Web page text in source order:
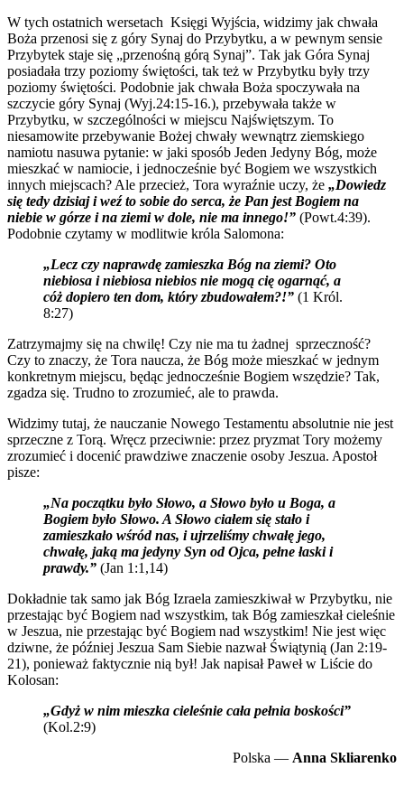
W tych ostatnich wersetach Księgi Wyjścia, widzimy jak chwała
Boża przenosi się z góry Synaj do Przybytku, a w pewnym sensie
Przybytek staje się „przenośną górą Synaj”. Tak jak Góra Synaj
posiadała trzy poziomy świętości, tak też w Przybytku były trzy
poziomy świętości. Podobnie jak chwała Boża spoczywała na
szczycie góry Synaj (Wyj.24:15-16.), przebywała także w
Przybytku, w szczególności w miejscu Najświętszym. To
niesamowite przebywanie Bożej chwały wewnątrz ziemskiego
namiotu nasuwa pytanie: w jaki sposób Jeden Jedyny Bóg, może
mieszkać w namiocie, i jednocześnie być Bogiem we wszystkich
innych miejscach? Ale przecież, Tora wyraźnie uczy, że „Dowiedz
się tedy dzisiaj i weź to sobie do serca, że Pan jest Bogiem na
niebie w górze i na ziemi w dole, nie ma innego!” (Powt.4:39).
Podobnie czytamy w modlitwie króla Salomona:
„Lecz czy naprawdę zamieszka Bóg na ziemi? Oto
niebiosa i niebiosa niebios nie mogą cię ogarnąć, a
cóż dopiero ten dom, który zbudowałem?!” (1 Król.
8:27)
Zatrzymajmy się na chwilę! Czy nie ma tu żadnej sprzeczność?
Czy to znaczy, że Tora naucza, że ​​Bóg może mieszkać w jednym
konkretnym miejscu, będąc jednocześnie Bogiem wszędzie? Tak,
zgadza się. Trudno to zrozumieć, ale to prawda.
Widzimy tutaj, że nauczanie Nowego Testamentu absolutnie nie jest
sprzeczne z Torą. Wręcz przeciwnie: przez pryzmat Tory możemy
zrozumieć i docenić prawdziwe znaczenie osoby Jeszua. Apostoł
pisze:
„Na początku było Słowo, a Słowo było u Boga, a
Bogiem było Słowo. A Słowo ciałem się stało i
zamieszkało wśród nas, i ujrzeliśmy chwałę jego,
chwałę, jaką ma jedyny Syn od Ojca, pełne łaski i
prawdy.” (Jan 1:1,14)
Dokładnie tak samo jak Bóg Izraela zamieszkiwał w Przybytku, nie
przestając być Bogiem nad wszystkim, tak Bóg zamieszkał cieleśnie
w Jeszua, nie przestając być Bogiem nad wszystkim! Nie jest więc
dziwne, że później Jeszua Sam Siebie nazwał Świątynią (Jan 2:19-
21), ponieważ faktycznie nią był! Jak napisał Paweł w Liście do
Kolosan:
„Gdyż w nim mieszka cieleśnie cała pełnia boskości”
(Kol.2:9)
Polska — Anna Skliarenko